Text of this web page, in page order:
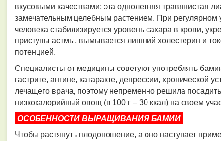
вкусовыми качествами; эта однолетняя травянистая
замечательным целебным растением. При регулярном
человека стабилизируется уровень сахара в крови,
приступы астмы, вымывается лишний холестерин и
потенцией.
Специалисты от медицины советуют употреблять
гастрите, ангине, катаракте, депрессии, хронической
лечащего врача, поэтому непременно решила
низкокалорийный овощ (в 100 г – 30 ккал) на своем
ОСОБЕННОСТИ ВЫРАЩИВАНИЯ БАМИИ
Чтобы растянуть плодоношение, а оно наступает